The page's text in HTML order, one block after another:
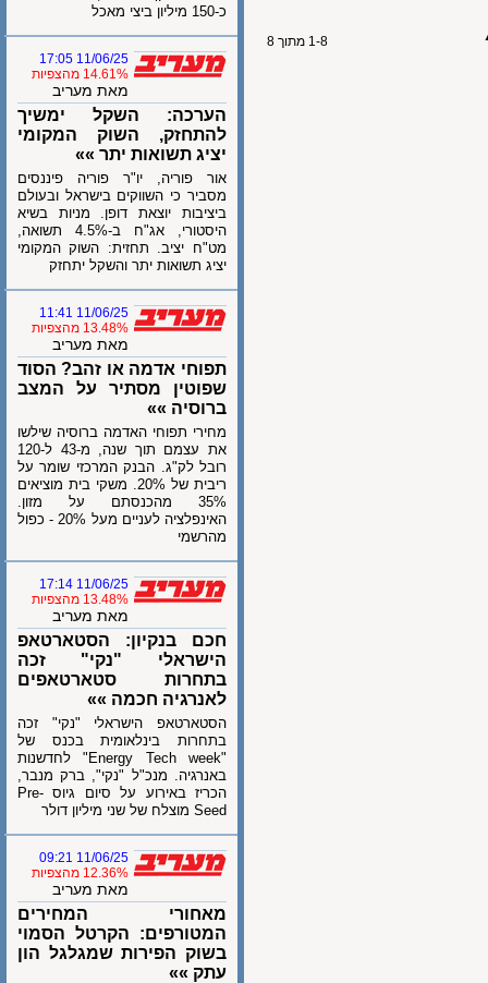
11/06/25 17:05
14.61% מהצפיות
מאת מעריב
הערכה: השקל ימשיך
להתחזק, השוק המקומי
יציג תשואות יתר »»
אור פוריה, יו"ר פוריה פיננסים
מסביר כי השווקים בישראל ובעולם
ביציבות יוצאת דופן. מניות בשיא
היסטורי, אג"ח ב-4.5% תשואה,
מט"ח יציב. תחזית: השוק המקומי
יציג תשואות יתר והשקל יתחזק
11/06/25 11:41
13.48% מהצפיות
מאת מעריב
תפוחי אדמה או זהב? הסוד
שפוטין מסתיר על המצב
ברוסיה »»
מחירי תפוחי האדמה ברוסיה שילשו
את עצמם תוך שנה, מ-43 ל-120
רובל לק"ג. הבנק המרכזי שומר על
ריבית של 20%. משקי בית מוציאים
35% מהכנסתם על מזון.
האינפלציה לעניים מעל 20% - כפול
מהרשמי
11/06/25 17:14
13.48% מהצפיות
מאת מעריב
חכם בנקיון: הסטארטאפ
הישראלי "נקי" זכה
בתחרות סטארטאפים
לאנרגיה חכמה »»
הסטארטאפ הישראלי "נקי" זכה
בתחרות בינלאומית בכנס של
"Energy Tech week" לחדשנות
באנרגיה. מנכ"ל "נקי", ברק מנבר,
הכריז באירוע על סיום גיוס Pre-
Seed מוצלח של שני מיליון דולר
11/06/25 09:21
12.36% מהצפיות
מאת מעריב
מאחורי המחירים
המטורפים: הקרטל הסמוי
בשוק הפירות שמגלגל הון
עתק »»